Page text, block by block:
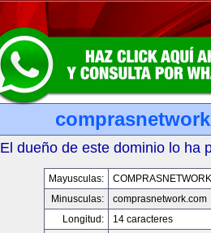
El dueño de este dominio lo ha
Mayusculas:
Minusculas:
comprasnetwork.com
Longitud:
14 caracteres